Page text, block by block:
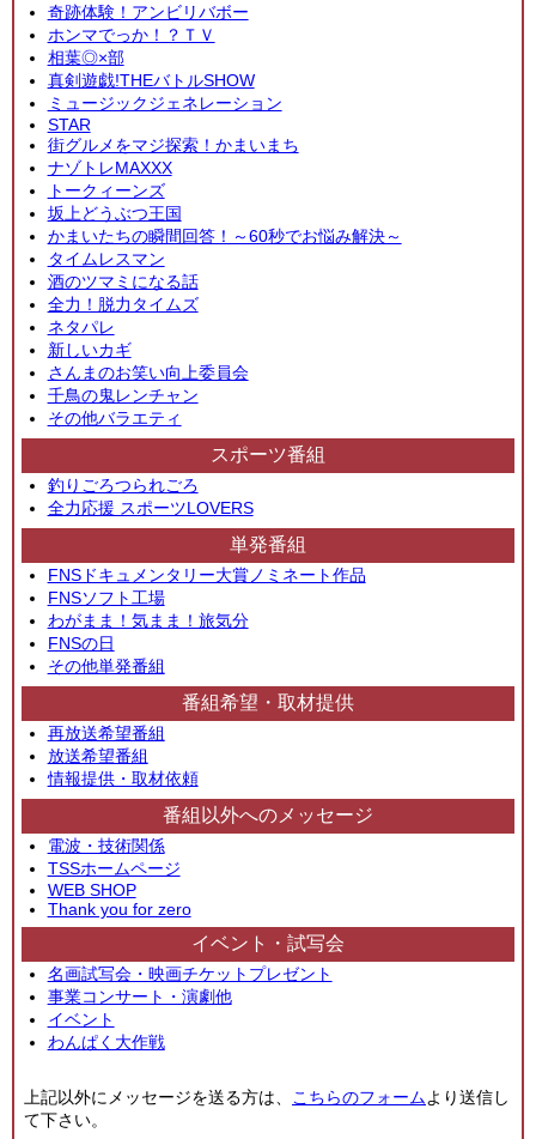
奇跡体験！アンビリバボー
ホンマでっか！？ＴＶ
相葉◎×部
真剣遊戯!THEバトルSHOW
ミュージックジェネレーション
STAR
街グルメをマジ探索！かまいまち
ナゾトレMAXXX
トークィーンズ
坂上どうぶつ王国
かまいたちの瞬間回答！～60秒でお悩み解決～
タイムレスマン
酒のツマミになる話
全力！脱力タイムズ
ネタパレ
新しいカギ
さんまのお笑い向上委員会
千鳥の鬼レンチャン
その他バラエティ
スポーツ番組
釣りごろつられごろ
全力応援 スポーツLOVERS
単発番組
FNSドキュメンタリー大賞ノミネート作品
FNSソフト工場
わがまま！気まま！旅気分
FNSの日
その他単発番組
番組希望・取材提供
再放送希望番組
放送希望番組
情報提供・取材依頼
番組以外へのメッセージ
電波・技術関係
TSSホームページ
WEB SHOP
Thank you for zero
イベント・試写会
名画試写会・映画チケットプレゼント
事業コンサート・演劇他
イベント
わんぱく大作戦
上記以外にメッセージを送る方は、 こちらのフォームより送信し
て下さい。